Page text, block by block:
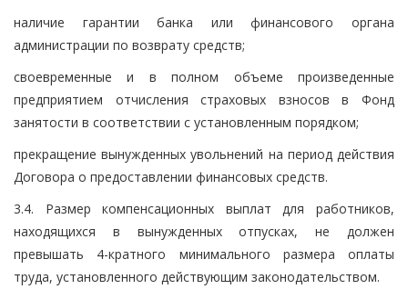
наличие гарантии банка или финансового органа
администрации по возврату средств;
своевременные и в полном объеме произведенные
предприятием отчисления страховых взносов в Фонд
занятости в соответствии с установленным порядком;
прекращение вынужденных увольнений на период действия
Договора о предоставлении финансовых средств.
3.4. Размер компенсационных выплат для работников,
находящихся в вынужденных отпусках, не должен
превышать 4-кратного минимального размера оплаты
труда, установленного действующим законодательством.